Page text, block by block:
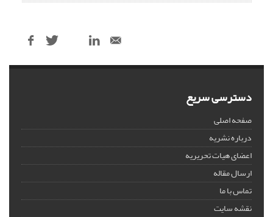
دسترسی سریع
صفحه اصلی
درباره نشریه
اعضای هیات تحریریه
ارسال مقاله
تماس با ما
نقشه سایت